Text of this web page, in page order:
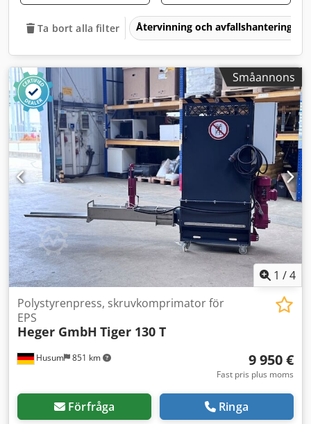
Ta bort alla filter Återvinning och avfallshantering
Småannons
1 /4
Husum 851 km
Polystyrenpress, skruvkomprimator för
EPS
Heger GmbH Tiger 130 T
9 950 €
Fast pris plus moms
Förfråga Ringa